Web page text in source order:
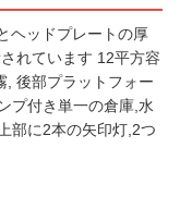
ヘッドプレートの厚
れています 12平方容
, 後部プラットフォー
プ付き単一の倉庫,水
部に2本の矢印灯,2つ